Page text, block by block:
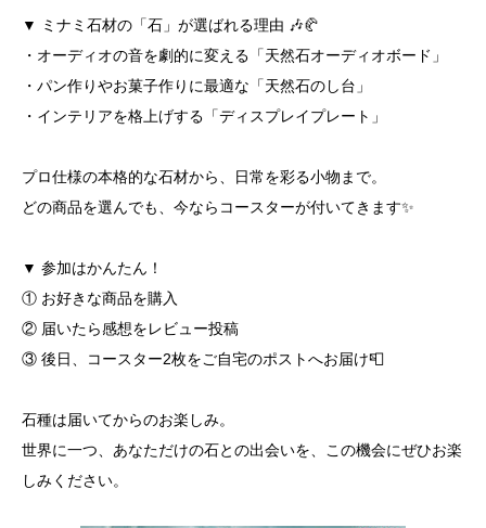
▼ ミナミ石材の「石」が選ばれる理由 🎶🥐
・オーディオの音を劇的に変える「天然石オーディオボード」
・パン作りやお菓子作りに最適な「天然石のし台」
・インテリアを格上げする「ディスプレイプレート」
プロ仕様の本格的な石材から、日常を彩る小物まで。
どの商品を選んでも、今ならコースターが付いてきます✨
▼ 参加はかんたん！
① お好きな商品を購入
② 届いたら感想をレビュー投稿
③ 後日、コースター2枚をご自宅のポストへお届け📮
石種は届いてからのお楽しみ。
世界に一つ、あなただけの石との出会いを、この機会にぜひお楽
しみください。